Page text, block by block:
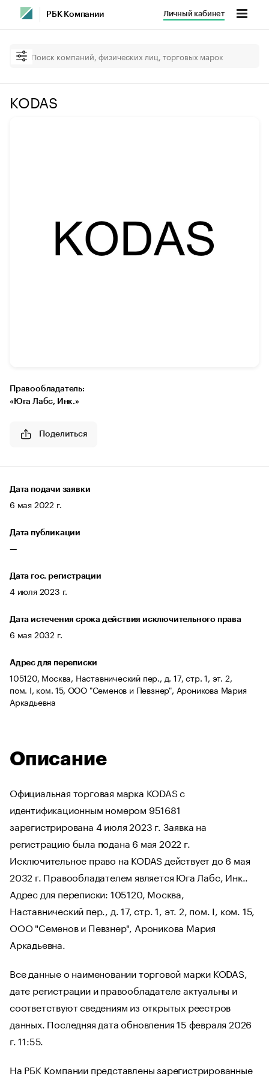
РБК Компании Личный кабинет
KODAS
Правообладатель:
«Юга Лабс, Инк.»
Поделиться
Дата подачи заявки
6 мая 2022 г.
Дата публикации
—
Дата гос. регистрации
4 июля 2023 г.
Дата истечения срока действия исключительного права
6 мая 2032 г.
Адрес для переписки
105120, Москва, Наставнический пер., д. 17, стр. 1, эт. 2,
пом. I, ком. 15, ООО "Семенов и Певзнер", Ароникова Мария
Аркадьевна
Описание
Официальная торговая марка KODAS с
идентификационным номером 951681
зарегистрирована 4 июля 2023 г. Заявка на
регистрацию была подана 6 мая 2022 г.
Исключительное право на KODAS действует до 6 мая
2032 г. Правообладателем является Юга Лабс, Инк..
Адрес для переписки: 105120, Москва,
Наставнический пер., д. 17, стр. 1, эт. 2, пом. I, ком. 15,
ООО "Семенов и Певзнер", Ароникова Мария
Аркадьевна.
Все данные о наименовании торговой марки KODAS,
дате регистрации и правообладателе актуальны и
соответствуют сведениям из открытых реестров
данных. Последняя дата обновления 15 февраля 2026
г. 11:55.
На РБК Компании представлены зарегистрированные